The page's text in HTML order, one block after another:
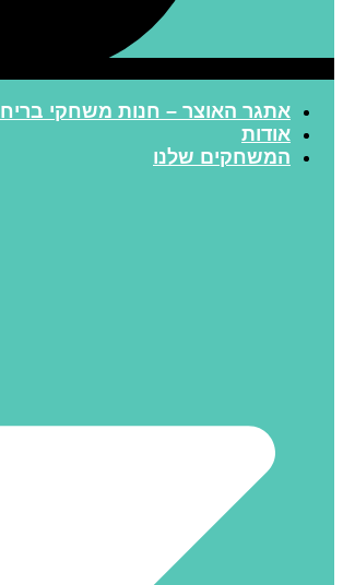
אתגר האוצר – חנות משחקי בריחה
אודות
המשחקים שלנו